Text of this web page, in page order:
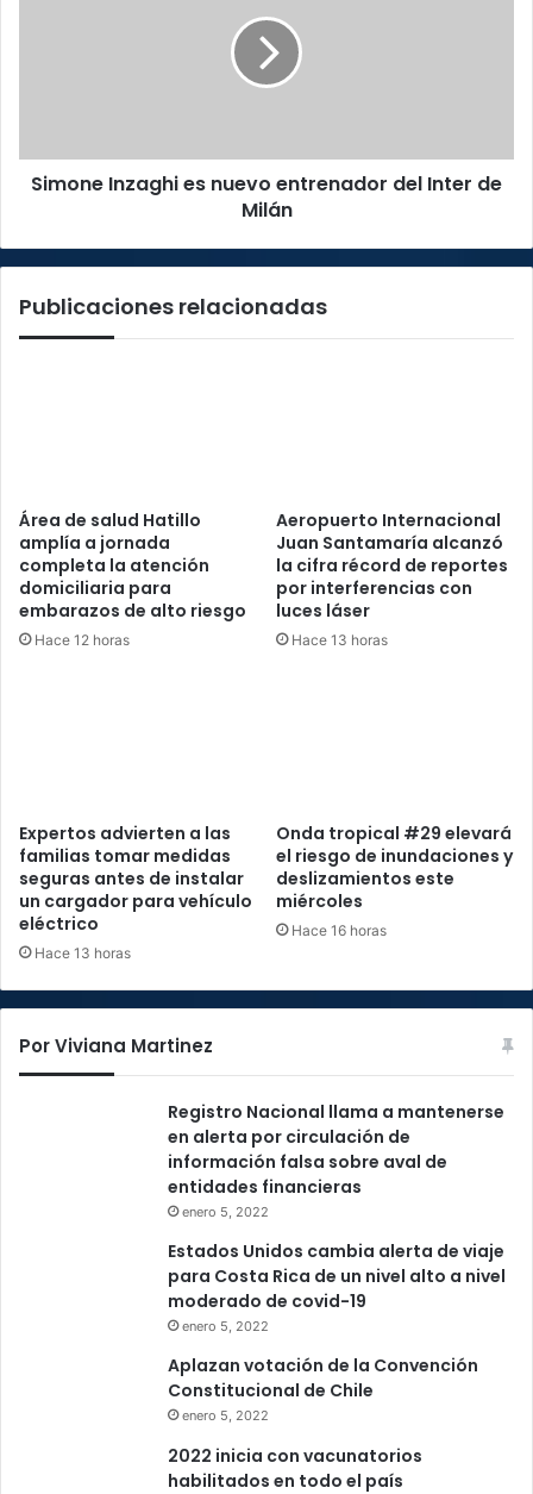
Milán
Simone Inzaghi es nuevo entrenador del Inter de
Milán
Publicaciones relacionadas
Área de salud Hatillo
amplía a jornada
completa la atención
domiciliaria para
embarazos de alto riesgo
Hace 12 horas
Aeropuerto Internacional
Juan Santamaría alcanzó
la cifra récord de reportes
por interferencias con
luces láser
Hace 13 horas
Expertos advierten a las
familias tomar medidas
seguras antes de instalar
un cargador para vehículo
eléctrico
Hace 13 horas
Onda tropical #29 elevará
el riesgo de inundaciones y
deslizamientos este
miércoles
Hace 16 horas
Por Viviana Martinez
Registro Nacional llama a mantenerse
en alerta por circulación de
información falsa sobre aval de
entidades financieras
enero 5, 2022
Estados Unidos cambia alerta de viaje
para Costa Rica de un nivel alto a nivel
moderado de covid-19
enero 5, 2022
Aplazan votación de la Convención
Constitucional de Chile
enero 5, 2022
2022 inicia con vacunatorios
habilitados en todo el país